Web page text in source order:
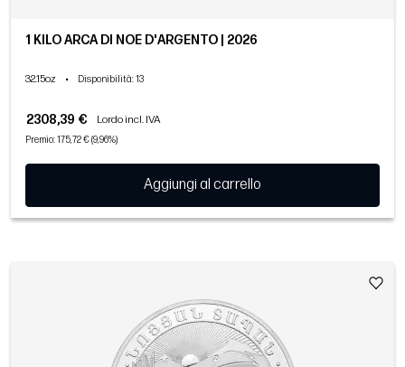
1 KILO ARCA DI NOÈ D'ARGENTO | 2026
32.15oz • Disponibilità: 13
2308,39 € Lordo incl. IVA
Premio: 175,72 € (9,96%)
Aggiungi al carrello